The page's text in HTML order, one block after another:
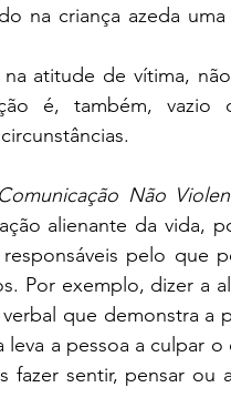
na criança azeda
atitude de vítima,
é, também,
Comunicação Não
alienante da vida,
pelo que
Por exemplo, dizer a
que demonstra a
a pessoa a culpar
sentir, pensar ou